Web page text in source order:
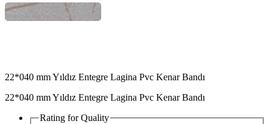
22*040 mm Yıldız Entegre Lagina Pvc Kenar Bandı
22*040 mm Yıldız Entegre Lagina Pvc Kenar Bandı
Rating forQuality